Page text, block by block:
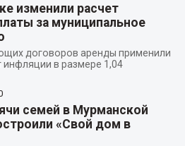
изменили расчет
за муниципальное
договоров аренды применили
в размере 1,04
семей в Мурманской
«Свой дом в